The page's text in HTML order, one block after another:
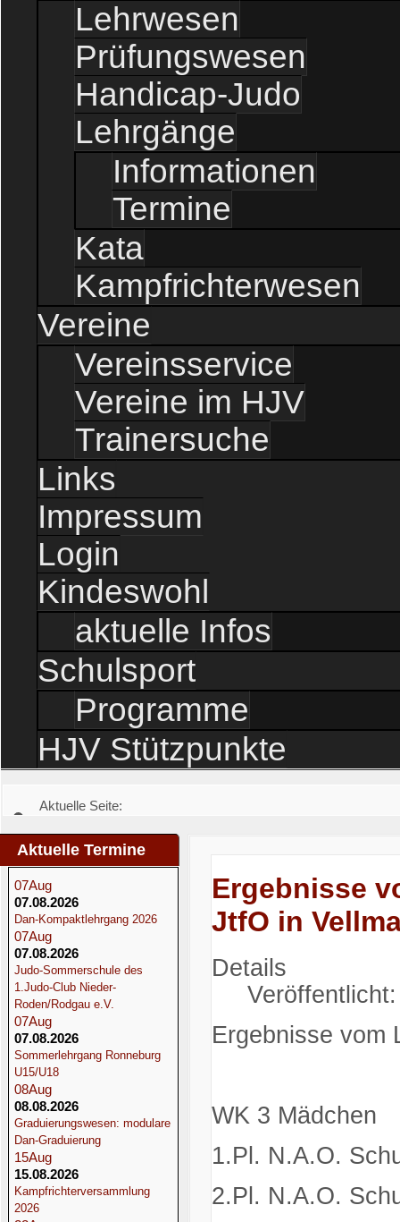
Lehrwesen
Prüfungswesen
Handicap-Judo
Lehrgänge
Informationen
Termine
Kata
Kampfrichterwesen
Vereine
Vereinsservice
Vereine im HJV
Trainersuche
Links
Impressum
Login
Kindeswohl
aktuelle Infos
Schulsport
Programme
HJV Stützpunkte
Aktuelle Seite:
Startseite
Aktuelle Termine
07Aug
07.08.2026
Dan-Kompaktlehrgang 2026
07Aug
07.08.2026
Judo-Sommerschule des
1.Judo-Club Nieder-
Roden/Rodgau e.V.
07Aug
07.08.2026
Sommerlehrgang Ronneburg
U15/U18
08Aug
08.08.2026
Graduierungswesen: modulare
Dan-Graduierung
15Aug
15.08.2026
Kampfrichterversammlung
2026
Ergebnisse
JtfO in
Details
Ergebnisse vom
WK 3 Mädchen
1.Pl. N.A.O.
2.Pl. N.A.O.